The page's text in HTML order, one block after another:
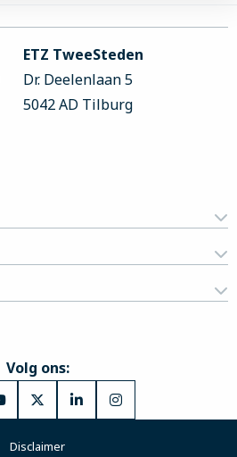
ETZ TweeSteden
Dr. Deelenlaan 5
5042 AD Tilburg
Volg ons:
YouTube
Ga
X
Ga
Ga
Disclaimer